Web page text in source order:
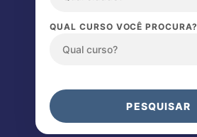
QUAL CURSO VOCÊ PROCURA?
PESQUISAR